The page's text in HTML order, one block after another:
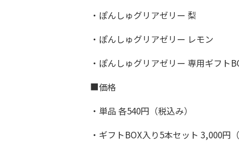
・ぽんしゅグリアゼリー 梨
・ぽんしゅグリアゼリー レモン
・ぽんしゅグリアゼリー 専用ギフト
■価格
・単品 各540円（税込み）
・ギフトBOX入り5本セット 3,000円（